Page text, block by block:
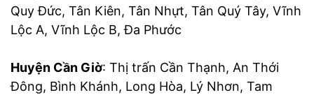
Quy Đức, Tân Kiên, Tân Nhựt, Tân Quý Tây, Vĩnh
Lộc A, Vĩnh Lộc B, Đa Phước
Huyện Cần Giờ: Thị trấn Cần Thạnh, An Thới
Đông, Bình Khánh, Long Hòa, Lý Nhơn, Tam